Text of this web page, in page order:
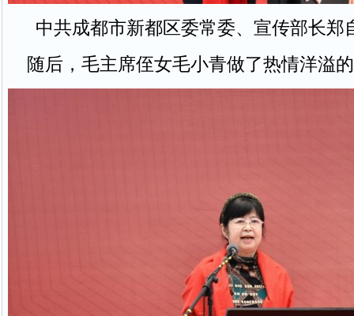
中共成都市新都区委常委、宣传部长郑
随后，毛主席侄女毛小青做了热情洋溢